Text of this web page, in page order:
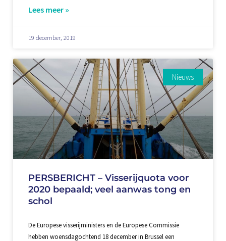
Lees meer »
19 december, 2019
Nieuws
PERSBERICHT – Visserijquota voor
2020 bepaald; veel aanwas tong en
schol
De Europese visserijministers en de Europese Commissie
hebben woensdagochtend 18 december in Brussel een